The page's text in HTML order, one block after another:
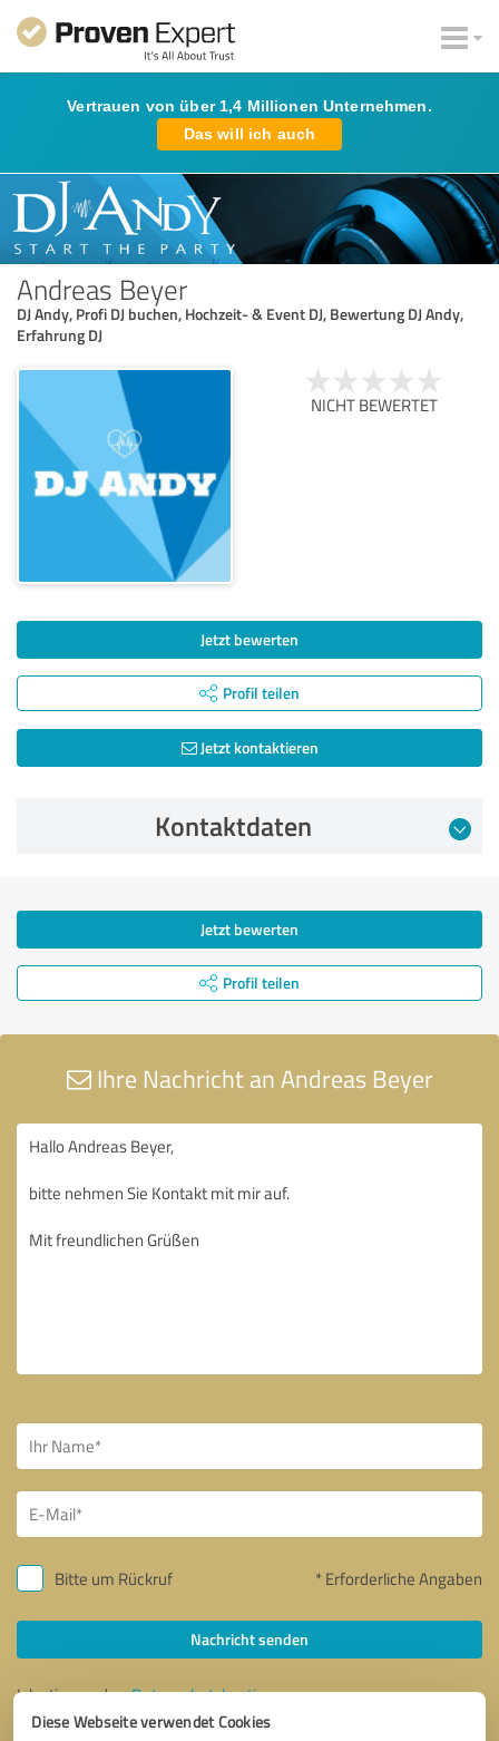
Diese Webseite verwendet Cookies
Vertrauen von über 1,4 Millionen Unternehmen.
Das will ich auch
Andreas Beyer
DJ Andy, Profi DJ buchen, Hochzeit- & Event DJ, Bewertung DJ Andy,
Erfahrung DJ
NICHT BEWERTET
Jetzt bewerten
Profil teilen
Jetzt kontaktieren
Kontaktdaten
Jetzt bewerten
Profil teilen
Ihre Nachricht an Andreas Beyer
Bitte um Rückruf * Erforderliche Angaben
Nachricht senden
Ich stimme denDatenschutzbestimmungenzu.